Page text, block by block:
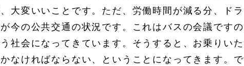
大変いいことです。ただ、労働時間が減る分、ド
今の公共交通の状況です。これはバスの会議です
社会になってきています。そうすると、お乗りい
なければならない、ということになってきます。